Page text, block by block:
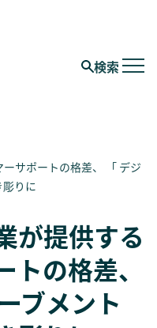
検索
サポートの格差、 「 デジ
りに
が提供する
の格差、
ブメント